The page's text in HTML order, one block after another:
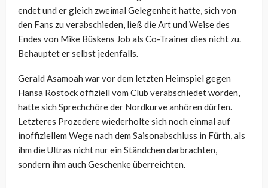
endet und er gleich zweimal Gelegenheit hatte, sich von
den Fans zu verabschieden, ließ die Art und Weise des
Endes von Mike Büskens Job als Co-Trainer dies nicht zu.
Behauptet er selbst jedenfalls.
Gerald Asamoah war vor dem letzten Heimspiel gegen
Hansa Rostock offiziell vom Club verabschiedet worden,
hatte sich Sprechchöre der Nordkurve anhören dürfen.
Letzteres Prozedere wiederholte sich noch einmal auf
inoffiziellem Wege nach dem Saisonabschluss in Fürth, als
ihm die Ultras nicht nur ein Ständchen darbrachten,
sondern ihm auch Geschenke überreichten.